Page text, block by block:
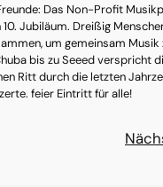
Das Non-Profit
Jubiläum. Dreißig
um gemeinsam Musik
bis zu Seeed verspricht
Ritt durch die letzten
feier Eintritt für alle!